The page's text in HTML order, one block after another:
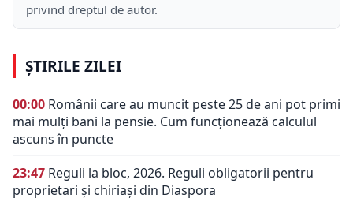
privind dreptul de autor.
ȘTIRILE ZILEI
00:00 Românii care au muncit peste 25 de ani pot primi
mai mulți bani la pensie. Cum funcționează calculul
ascuns în puncte
23:47 Reguli la bloc, 2026. Reguli obligatorii pentru
proprietari și chiriași din Diaspora